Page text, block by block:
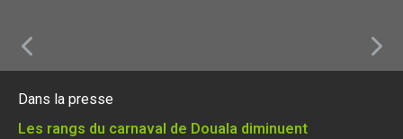
Dans la presse
Les rangs du carnaval de Douala diminuent